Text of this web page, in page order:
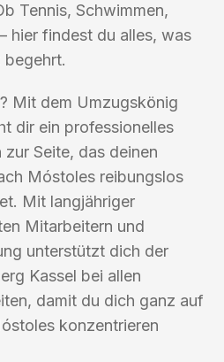
Tennis, Schwimmen,
hier findest du alles, was
begehrt.
Mit dem Umzugskönig
dir ein professionelles
Seite, das deinen
Móstoles reibungslos
Mit langjähriger
Mitarbeitern und
unterstützt dich der
Kassel bei allen
damit du dich ganz auf
konzentrieren